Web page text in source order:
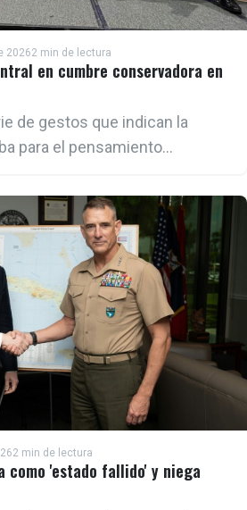
20262 min de lectura
en cumbre conservadora en
de gestos que indican la
para el pensamiento
2 min de lectura
como 'estado fallido' y niega